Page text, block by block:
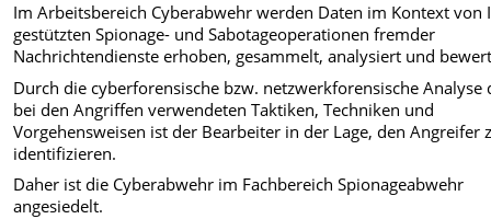
Im Arbeitsbereich Cyberabwehr werden Daten im Kontext von
gestützten Spionage- und Sabotageoperationen fremder
Nachrichtendienste erhoben, gesammelt, analysiert und
Durch die cyberforensische bzw. netzwerkforensische Analyse
bei den Angriffen verwendeten Taktiken, Techniken und
Vorgehensweisen ist der Bearbeiter in der Lage, den Angreifer
identifizieren.
Daher ist die Cyberabwehr im Fachbereich Spionageabwehr
angesiedelt.